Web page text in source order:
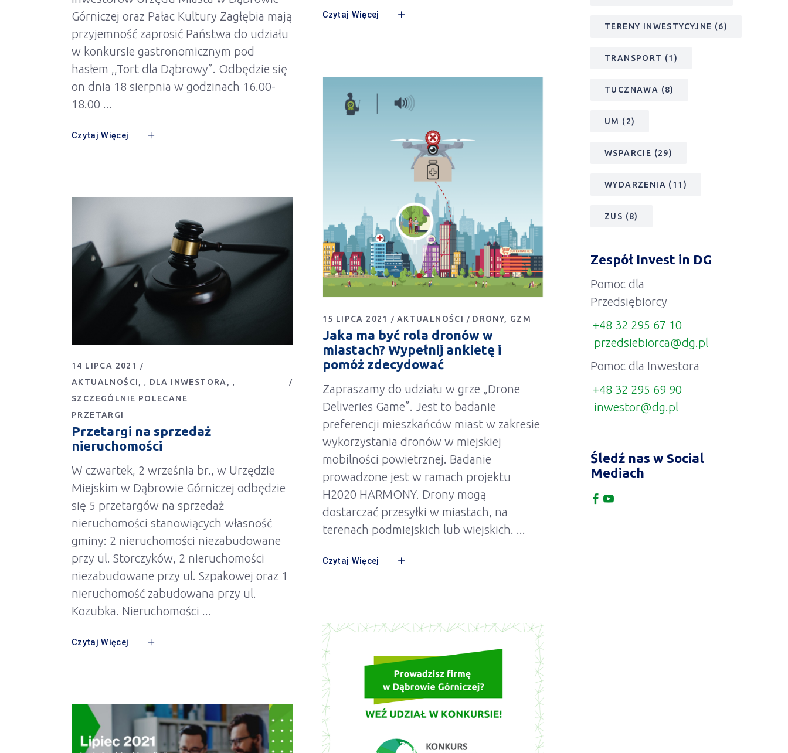
Górniczej oraz Pałac Kultury Zagłębia mają
przyjemność zaprosić Państwa do udziału
w konkursie gastronomicznym pod
hasłem ,,Tort dla Dąbrowy”. Odbędzie się
on dnia 18 sierpnia w godzinach 16.00-
18.00
Czytaj Więcej
Czytaj Więcej
15 LIPCA 2021 AKTUALNOŚCI DRONY GZM
Jaka ma być rola dronów w
miastach? Wypełnij ankietę i
pomóż zdecydować
Zapraszamy do udziału w grze „Drone
Deliveries Game”. Jest to badanie
preferencji mieszkańców miast w zakresie
wykorzystania dronów w miejskiej
mobilności powietrznej. Badanie
prowadzone jest w ramach projektu
H2020 HARMONY. Drony mogą
dostarczać przesyłki w miastach, na
terenach podmiejskich lub wiejskich.
Czytaj Więcej
14 LIPCA 2021
AKTUALNOŚCI
, DLA INWESTORA ,
SZCZEGÓLNIE POLECANE
PRZETARGI
Przetargi na sprzedaż
nieruchomości
W czwartek, 2 września br., w Urzędzie
Miejskim w Dąbrowie Górniczej odbędzie
się 5 przetargów na sprzedaż
nieruchomości stanowiących własność
gminy: 2 nieruchomości niezabudowane
przy ul. Storczyków, 2 nieruchomości
niezabudowane przy ul. Szpakowej oraz 1
nieruchomość zabudowana przy ul.
Kozubka. Nieruchomości
Czytaj Więcej
TERENY INWESTYCYJNE (6)
TRANSPORT (1)
TUCZNAWA (8)
UM (2)
WSPARCIE (29)
WYDARZENIA (11)
ZUS (8)
Zespół Invest in DG
Pomoc dla
Przedsiębiorcy
+48 32 295 67 10
przedsiebiorca@dg.pl
Pomoc dla Inwestora
+48 32 295 69 90
inwestor@dg.pl
Śledź nas w Social
Mediach